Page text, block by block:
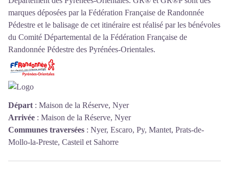
marques déposées par la Fédération Française de Randonnée
Pédestre et le balisage de cet itinéraire est réalisé par les bénévoles
du Comité Départemental de la Fédération Française de
Randonnée Pédestre des Pyrénées-Orientales.
Départ : Maison de la Réserve, Nyer
Arrivée : Maison de la Réserve, Nyer
Communes traversées : Nyer, Escaro, Py, Mantet, Prats-de-
Mollo-la-Preste, Casteil et Sahorre